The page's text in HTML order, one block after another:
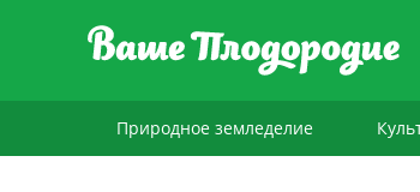
Природное земледелие